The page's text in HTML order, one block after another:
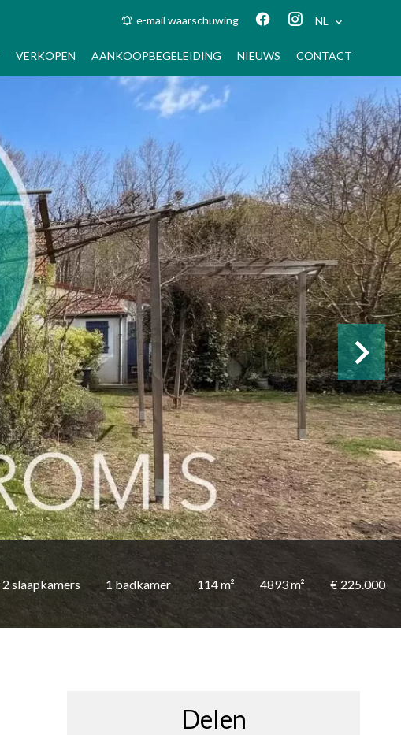
e-mail waarschuwing NL
VERKOPEN AANKOOPBEGELEIDING NIEUWS CONTACT
2 slaapkamers 1 badkamer 114 m² 4893 m² € 225.000
Delen